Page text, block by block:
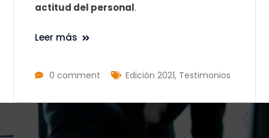
actitud del personal.
Leer más
0 comment Edición 2021, Testimonios